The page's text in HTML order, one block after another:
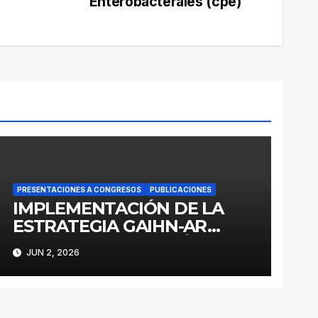
PRESENTACIONES A CONGRESOS PUBLICACIONES
IMPLEMENTACIÓN DE LA
ESTRATEGIA GAIHN-AR
PARA LA CONTENCIÓN DE
ENTEROBACTERALES
PRODUCTORES DE
JUN 2, 2026